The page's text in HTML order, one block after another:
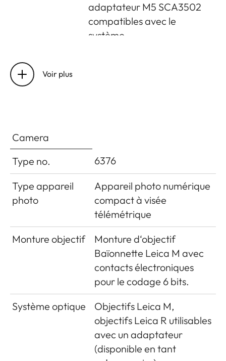
adaptateur M5 SCA3502
compatibles avec le
système
Cellule de
mesure de flash
flash
Affichages en
mode flash
(dans le viseur
uniquement)
Avec LED symbole de flash
Voir plus
Camera
Type no.
6376
Type appareil
photo
Appareil photo numérique
compact à visée
télémétrique
Monture objectif
Monture d‘objectif
Baïonnette Leica M avec
contacts électroniques
pour le codage 6 bits.
Système optique
Objectifs Leica M,
objectifs Leica R utilisables
avec un adaptateur
(disponible en tant